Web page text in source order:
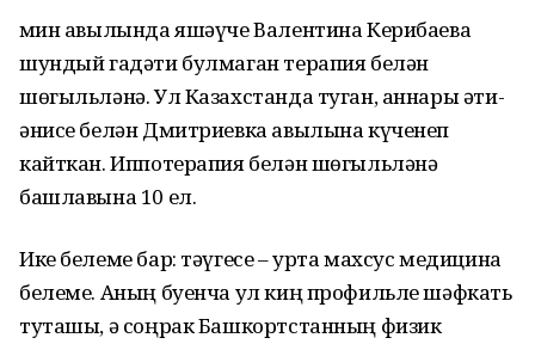
Әмин авылында яшәүче Валентина Керибаева
шундый гадәти булмаган терапия белән
шөгыльләнә. Ул Казахстанда туган, аннары әти-
әнисе белән Дмитриевка авылына күченеп
кайткан. Иппотерапия белән шөгыльләнә
башлавына 10 ел.
Ике белеме бар: тәүгесе – урта махсус медицина
белеме. Аның буенча ул киң профильле шәфкать
туташы, ә соңрак Башкортстанның физик